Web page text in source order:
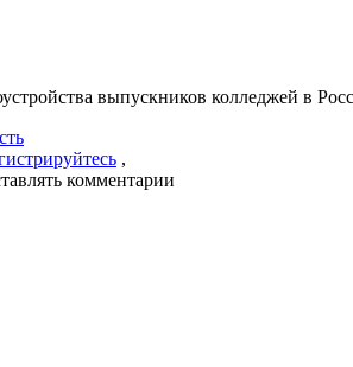
выпускников колледжей в
,
комментарии